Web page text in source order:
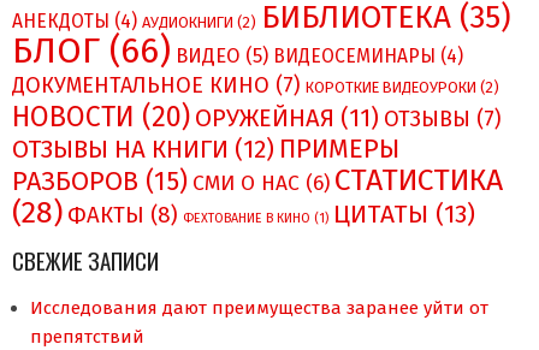
АНЕКДОТЫ (4) АУДИОКНИГИ (2) БИБЛИОТЕКА (35)
БЛОГ (66) ВИДЕО (5) ВИДЕОСЕМИНАРЫ (4)
ДОКУМЕНТАЛЬНОЕ КИНО (7) КОРОТКИЕ ВИДЕОУРОКИ (2)
НОВОСТИ (20) ОРУЖЕЙНАЯ (11) ОТЗЫВЫ (7)
ОТЗЫВЫ НА КНИГИ (12) ПРИМЕРЫ
РАЗБОРОВ (15) СМИ О НAC (6) СТАТИСТИКА
(28) ФАКТЫ (8) ФЕХТОВАНИЕ В КИНО (1) ЦИТАТЫ (13)
СВЕЖИЕ ЗАПИСИ
Исследования дают преимущества заранее уйти от
препятствий